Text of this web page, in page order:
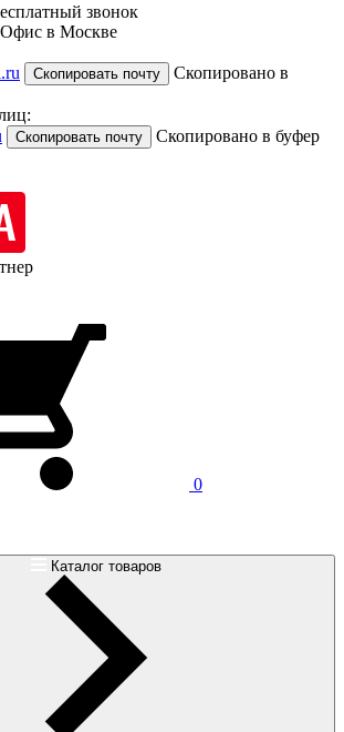
звонок
Офис в Москве
Скопировать почту
Скопировано в
Скопировать почту
Скопировано в буфер
0
Каталог товаров